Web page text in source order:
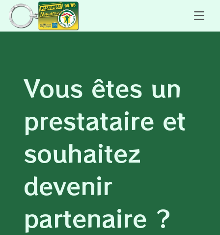
Vous êtes un
prestataire et
souhaitez
devenir
partenaire ?